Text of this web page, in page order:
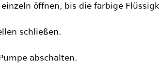
öffnen, bis die farbige
schließen.
abschalten.